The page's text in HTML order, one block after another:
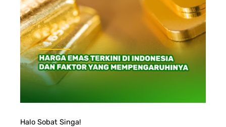
Halo Sobat Singa!